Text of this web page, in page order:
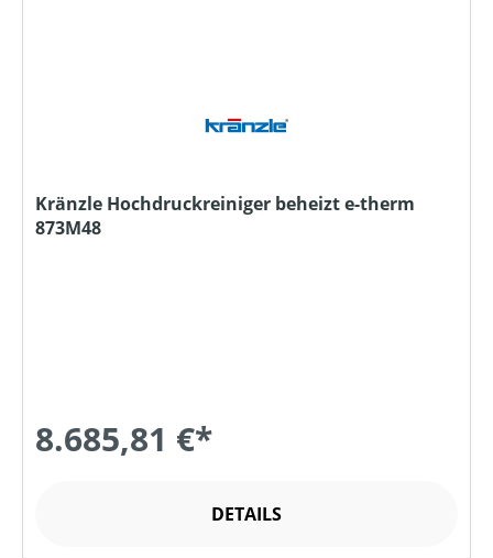
Kränzle Hochdruckreiniger beheizt e-therm
873M48
8.685,81 €*
DETAILS